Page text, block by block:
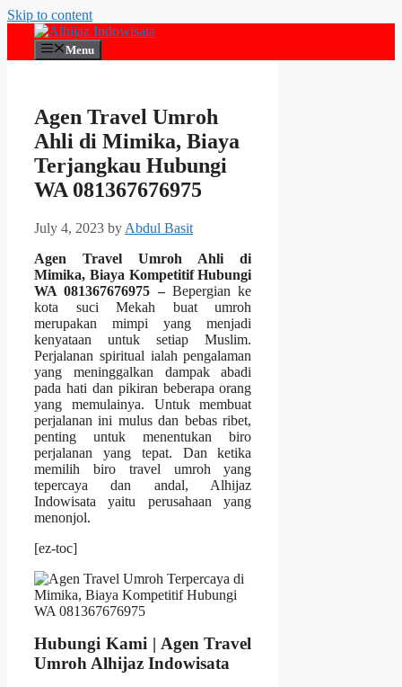
Skip to content
Menu
Agen Travel Umroh
Ahli di Mimika, Biaya
Terjangkau Hubungi
WA 081367676975
July 4, 2023 by Abdul Basit
Agen Travel Umroh Ahli di
Mimika, Biaya Kompetitif Hubungi
WA 081367676975 –Bepergian ke
kota suci Mekah buat umroh
merupakan mimpi yang menjadi
kenyataan untuk setiap Muslim.
Perjalanan spiritual ialah pengalaman
yang meninggalkan dampak abadi
pada hati dan pikiran beberapa orang
yang memulainya. Untuk membuat
perjalanan ini mulus dan bebas ribet,
penting untuk menentukan biro
perjalanan yang tepat. Dan ketika
memilih biro travel umroh yang
tepercaya dan andal, Alhijaz
Indowisata yaitu perusahaan yang
menonjol.
[ez-toc]
Hubungi Kami | Agen Travel
Umroh Alhijaz Indowisata